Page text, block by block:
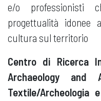
e/o professionisti
progettualità
cultura sul territorio
Centro di Ricerca
Archaeology and
Textile/Archeologia